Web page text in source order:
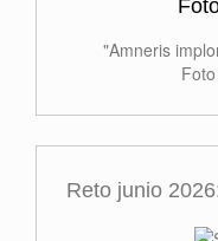
"Amneris
Reto junio